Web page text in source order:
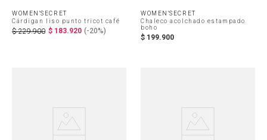
WOMEN'SECRET
Cárdigan liso punto tricot café
$ 229.900 $ 183.920 (-20%)
WOMEN'SECRET
Chaleco acolchado estampado
boho
$ 199.900